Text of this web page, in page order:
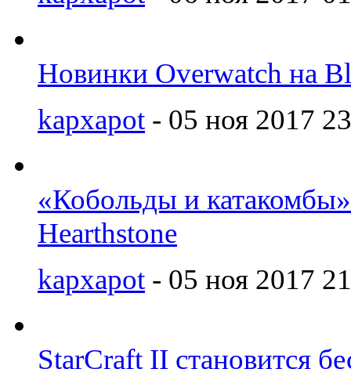
Новинки Overwatch на
kapxapot - 05 ноя 2017
«Кобольды и
Hearthstone
kapxapot - 05 ноя 2017
StarCraft II становится